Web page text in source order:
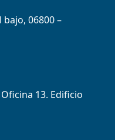
bajo, 06800 –
13. Edificio